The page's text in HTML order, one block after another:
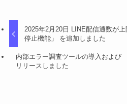
2025年2月20日 LINE配信通数が
停止機能」 を追加しました
内部エラー調査ツールの導入および
リリースしました